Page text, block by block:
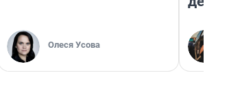
Олеся Усова